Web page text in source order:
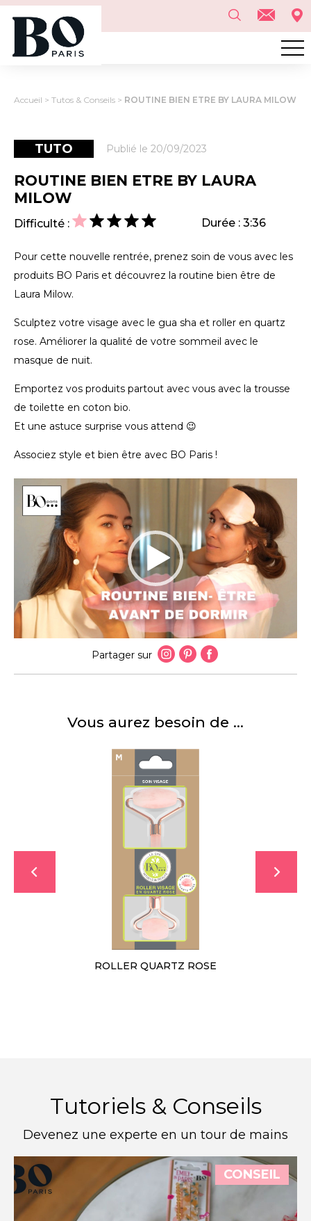
Accueil > Tutos & Conseils > ROUTINE BIEN ETRE BY LAURA MILOW
Partager sur
TUTO Publié le 20/09/2023
ROUTINE BIEN ETRE BY LAURA
MILOW
Difficulté : Durée : 3:36
Pour cette nouvelle rentrée, prenez soin de vous avec les
produits BO Paris et découvrez la routine bien être de
Laura Milow.
Sculptez votre visage avec le gua sha et roller en quartz
rose. Améliorer la qualité de votre sommeil avec le
masque de nuit.
Emportez vos produits partout avec vous avec la trousse
de toilette en coton bio.
Et une astuce surprise vous attend 😉
Associez style et bien être avec BO Paris !
Vous aurez besoin de ...
ROLLER QUARTZ ROSE
Tutoriels & Conseils
Devenez une experte en un tour de mains
CONSEIL